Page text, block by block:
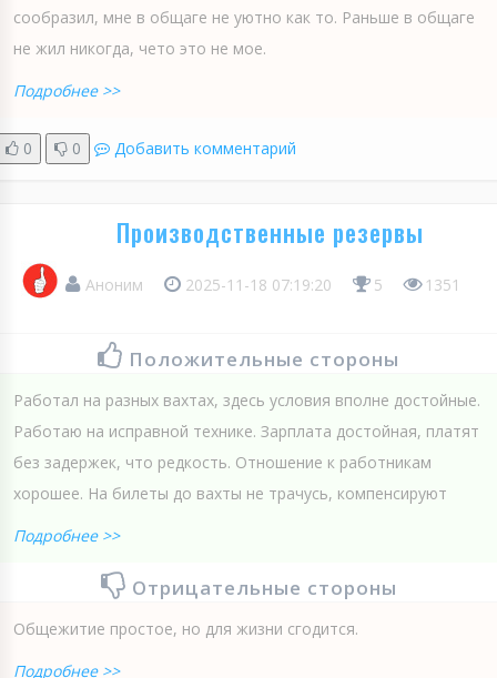
сообразил, мне в общаге не уютно как то. Раньше в общаге
не жил никогда, чето это не мое.
Подробнее >>
0 0 Добавить комментарий
Производственные резервы
Аноним 2025-11-18 07:19:20 5 1351
Положительные стороны
Работал на разных вахтах, здесь условия вполне достойные.
Работаю на исправной технике. Зарплата достойная, платят
без задержек, что редкость. Отношение к работникам
хорошее. На билеты до вахты не трачусь, компенсируют
Подробнее >>
Отрицательные стороны
Общежитие простое, но для жизни сгодится.
Подробнее >>